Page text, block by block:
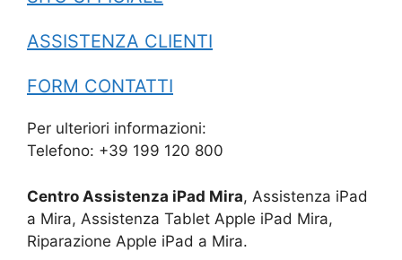
ASSISTENZA CLIENTI
FORM CONTATTI
Per ulteriori informazioni:
Telefono: +39 199 120 800
Centro Assistenza iPad Mira, Assistenza iPad
a Mira, Assistenza Tablet Apple iPad Mira,
Riparazione Apple iPad a Mira.